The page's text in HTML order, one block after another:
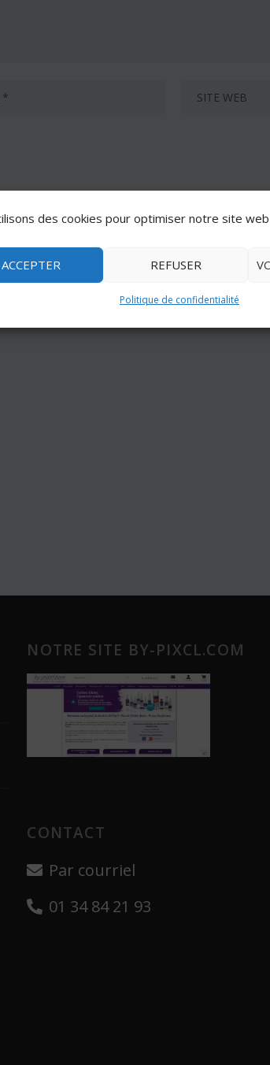
des cookies pour optimiser notre site
ACCEPTER REFUSER
Politique de confidentialité
NOTRE SITE BY-PIXCL.COM
CONTACT
Par courriel
01 34 84 21 93